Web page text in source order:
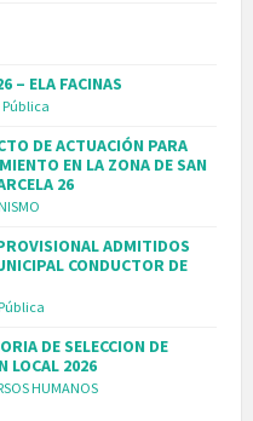
– ELA FACINAS
DE ACTUACIÓN PARA
EN LA ZONA DE SAN
26
ADMITIDOS
CONDUCTOR DE
DE SELECCION DE
LOCAL 2026
HUMANOS